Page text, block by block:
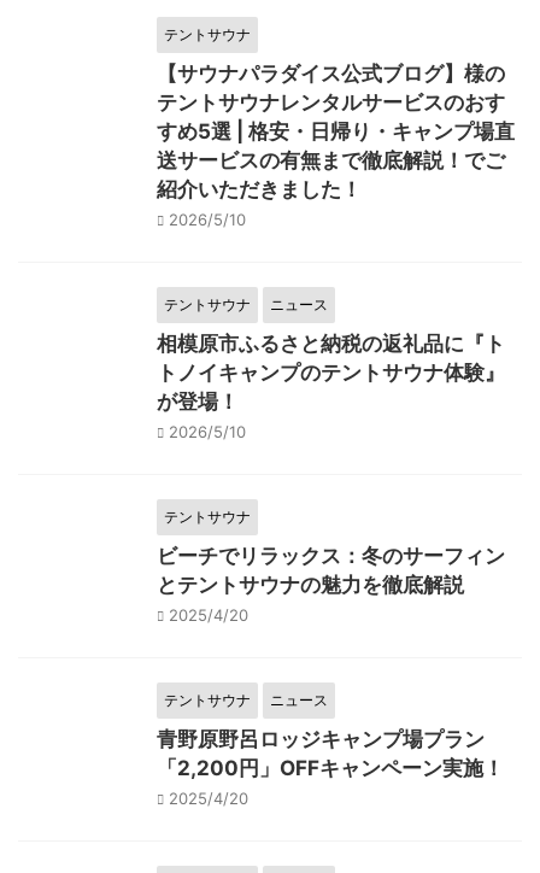
テントサウナ
【サウナパラダイス公式ブログ】様の
テントサウナレンタルサービスのおす
すめ5選 | 格安・日帰り・キャンプ場直
送サービスの有無まで徹底解説！でご
紹介いただきました！
2026/5/10
テントサウナ ニュース
相模原市ふるさと納税の返礼品に『ト
トノイキャンプのテントサウナ体験』
が登場！
2026/5/10
テントサウナ
ビーチでリラックス：冬のサーフィン
とテントサウナの魅力を徹底解説
2025/4/20
テントサウナ ニュース
青野原野呂ロッジキャンプ場プラン
「2,200円」OFFキャンペーン実施！
2025/4/20